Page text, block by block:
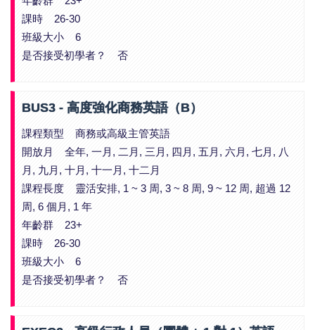
課時 26-30
班級大小 6
是否接受初學者？ 否
BUS3 - 高度強化商務英語（B）
課程類型 商務或高級主管英語
開放月 全年, 一月, 二月, 三月, 四月, 五月, 六月, 七月, 八
月, 九月, 十月, 十一月, 十二月
課程長度 靈活安排, 1 ~ 3 周, 3 ~ 8 周, 9 ~ 12 周, 超過 12
周, 6 個月, 1 年
年齡群 23+
課時 26-30
班級大小 6
是否接受初學者？ 否